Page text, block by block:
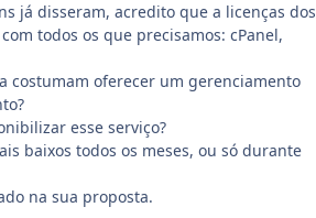
já disseram, acredito que a licenças dos
todos os que precisamos: cPanel,
costumam oferecer um gerenciamento
esse serviço?
baixos todos os meses, ou só durante
na sua proposta.